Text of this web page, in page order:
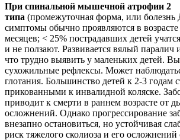
При спинальной мышечной атрофии 2
типа (промежуточная форма, или болезнь
симптомы обычно проявляются в возрасте
месяцев; < 25% пострадавших детей
и не ползают. Развивается вялый паралич
что трудно выявить у маленьких детей.
сухожильные рефлексы. Может
глотания. Большинство детей к 2-3 годам
прикованными к инвалидной коляске.
приводит к смерти в раннем возрасте от
осложнений. Однако прогрессирование
внезапно остановиться, но устойчивая
риск тяжелого сколиоза и его осложнений